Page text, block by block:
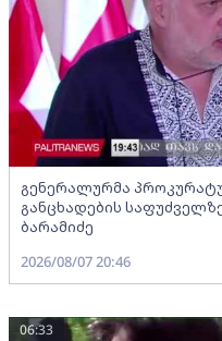
გენერალურმა
განცხადების
ბარამიძე
2026/08/07 20:46
06:33